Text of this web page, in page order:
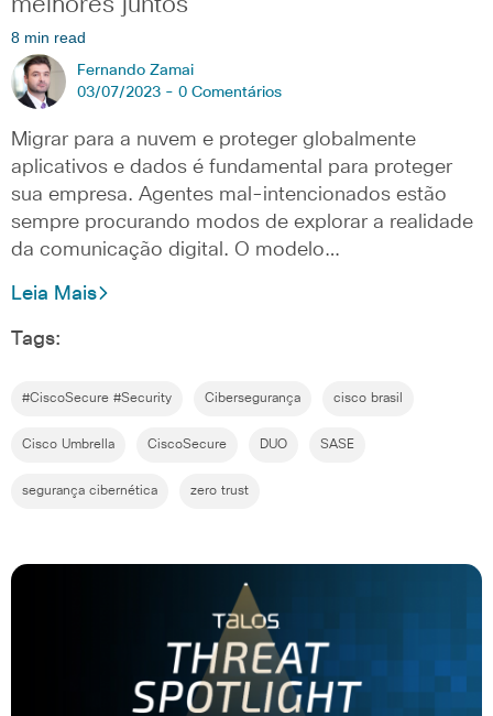
melhores juntos
8 min read
Fernando Zamai
03/07/2023 - 0 Comentários
Migrar para a nuvem e proteger globalmente
aplicativos e dados é fundamental para proteger
sua empresa. Agentes mal-intencionados estão
sempre procurando modos de explorar a realidade
da comunicação digital. O modelo…
Leia Mais
Tags:
#CiscoSecure #Security Cibersegurança cisco brasil
Cisco Umbrella CiscoSecure DUO SASE
segurança cibernética zero trust